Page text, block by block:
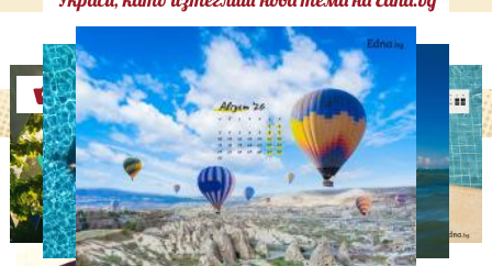
Оферти
СВОБОДНО ВРЕМЕ
Том Холанд и Зендая
забелязани с брачни
халки в Лондон